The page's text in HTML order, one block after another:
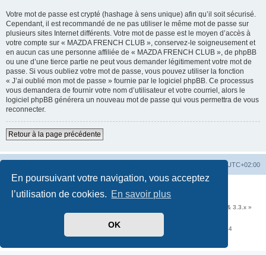
En poursuivant votre navigation, vous acceptez
l’utilisation de cookies. En savoir plus
OK
Votre mot de passe est crypté (hashage à sens unique) afin qu’il soit sécurisé.
Cependant, il est recommandé de ne pas utiliser le même mot de passe sur
plusieurs sites Internet différents. Votre mot de passe est le moyen d’accès à
votre compte sur « MAZDA FRENCH CLUB », conservez-le soigneusement et
en aucun cas une personne affiliée de « MAZDA FRENCH CLUB », de phpBB
ou une d’une tierce partie ne peut vous demander légitimement votre mot de
passe. Si vous oubliez votre mot de passe, vous pouvez utiliser la fonction
« J’ai oublié mon mot de passe » fournie par le logiciel phpBB. Ce processus
vous demandera de fournir votre nom d’utilisateur et votre courriel, alors le
logiciel phpBB générera un nouveau mot de passe qui vous permettra de vous
reconnecter.
Retour à la page précédente
UTC+02:00
Traduit parphpBB-fr.com
: « Traductions d'extensions & styles pour phpBB 3.2.x & 3.3.x »
Avenue de la Praille, 26 - 1227 Carouge - Suisse - tél +41 22 820 35 44